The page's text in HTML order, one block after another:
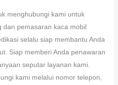
menghubungi kami untuk
dan pemasaran kaca mobil
selalu siap membantu Anda
Siap memberi Anda penawaran
seputar layanan kami.
kami melalui nomor telepon,